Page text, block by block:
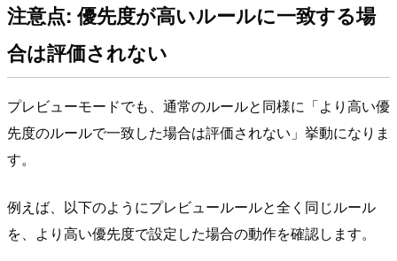
注意点: 優先度が高いルールに一致する場
合は評価されない
プレビューモードでも、通常のルールと同様に「より高い優
先度のルールで一致した場合は評価されない」挙動になりま
す。
例えば、以下のようにプレビュールールと全く同じルール
を、より高い優先度で設定した場合の動作を確認します。